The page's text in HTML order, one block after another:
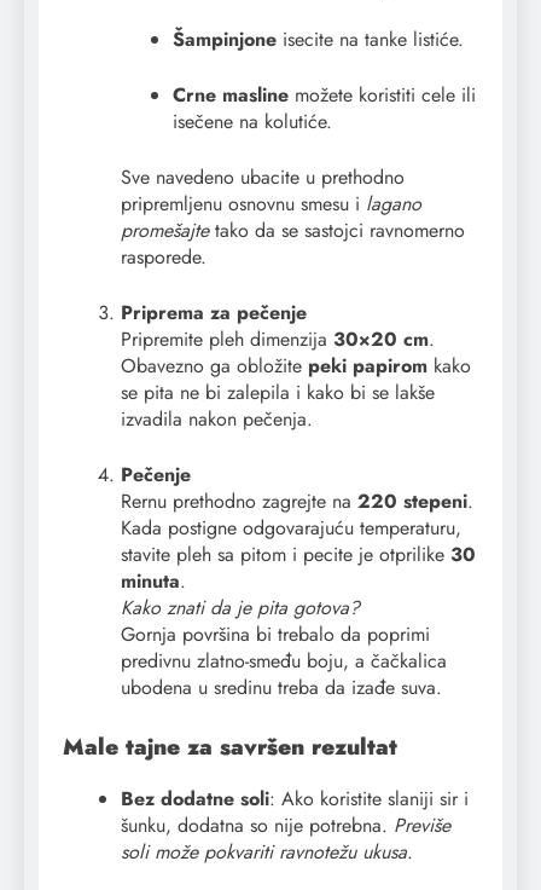
Šampinjone isecite na tanke listiće.
Crne masline možete koristiti cele ili
isečene na kolutiće.
Sve navedeno ubacite u prethodno
pripremljenu osnovnu smesu i lagano
promešajtetako da se sastojci ravnomerno
rasporede.
Priprema za pečenje
Pripremite pleh dimenzija 30×20 cm.
Obavezno ga obložite peki papirom kako
se pita ne bi zalepila i kako bi se lakše
izvadila nakon pečenja.
Pečenje
Rernu prethodno zagrejte na 220 stepeni.
Kada postigne odgovarajuću temperaturu,
stavite pleh sa pitom i pecite je otprilike 30
minuta.
Kako znati da je pita gotova?
Gornja površina bi trebalo da poprimi
predivnu zlatno-smeđu boju, a čačkalica
ubodena u sredinu treba da izađe suva.
Male tajne za savršen rezultat
Bez dodatne soli: Ako koristite slaniji sir i
šunku, dodatna so nije potrebna. Previše
soli može pokvariti ravnotežu ukusa.